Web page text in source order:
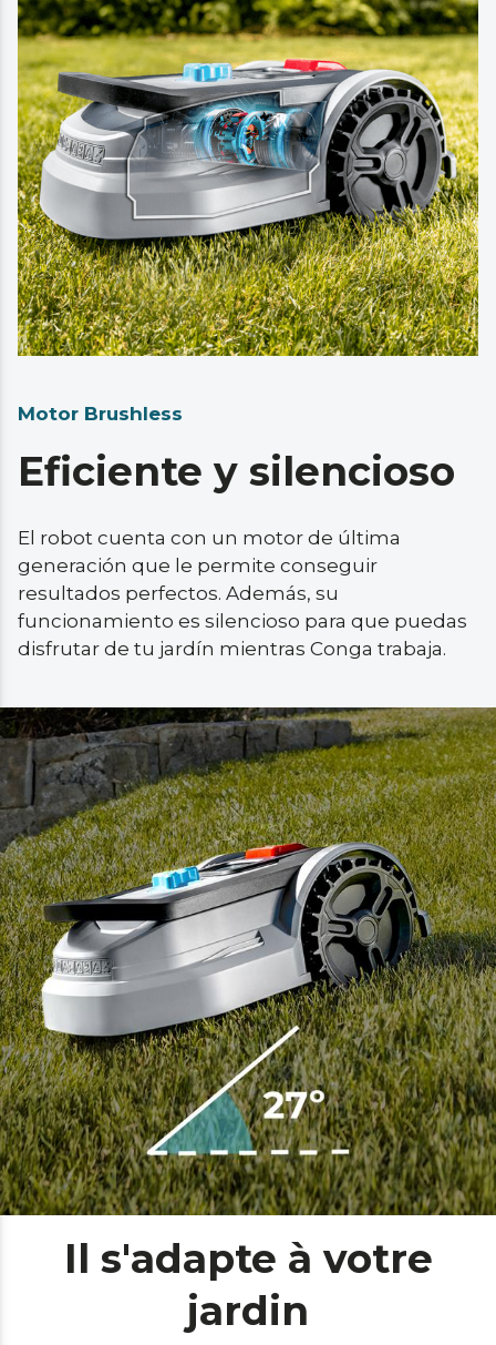
Motor Brushless
Eficiente y silencioso
El robot cuenta con un motor de última
generación que le permite conseguir
resultados perfectos. Además, su
funcionamiento es silencioso para que puedas
disfrutar de tu jardín mientras Conga trabaja.
Il s'adapte à votre
jardin